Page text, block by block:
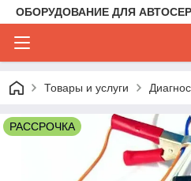
ОБОРУДОВАНИЕ ДЛЯ
Товары и услуги
РАССРОЧКА